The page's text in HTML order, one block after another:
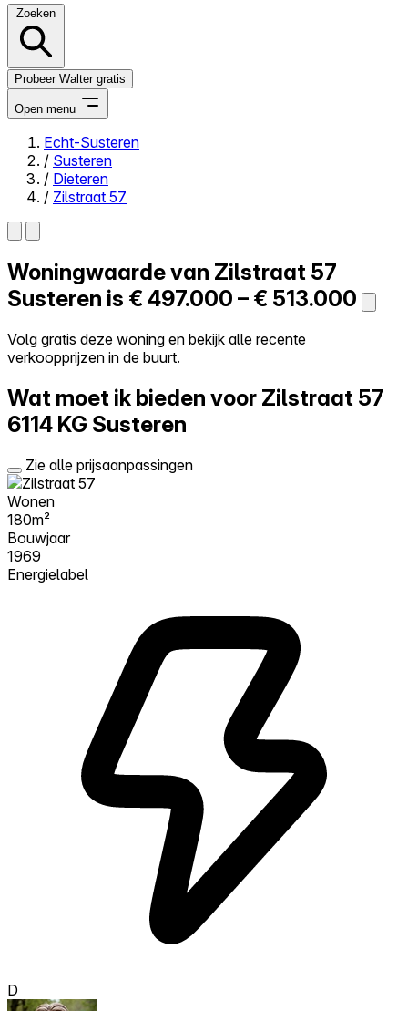
Zoeken
Probeer Walter gratis
Open menu
Close menu
Zelf kopen
Alles-in-één
Reviews
Log in
Echt-Susteren
/ Susteren
/ Dieteren
/ Zilstraat 57
Woningwaarde van Zilstraat 57
Susteren is € 497.000 – € 513.000
Volg gratis deze woning en bekijk alle recente
verkoopprijzen in de buurt.
Wat moet ik bieden voor Zilstraat 57
6114 KG Susteren
Zie alle prijsaanpassingen
Wonen
180m²
Bouwjaar
1969
Energielabel
D